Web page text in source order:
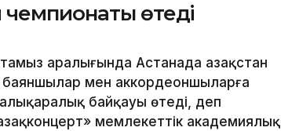
өтеді
аралығында Астанада Қазақстан
мен аккордеоншыларға
байқауы өтеді, деп
мемлекеттік академиялық